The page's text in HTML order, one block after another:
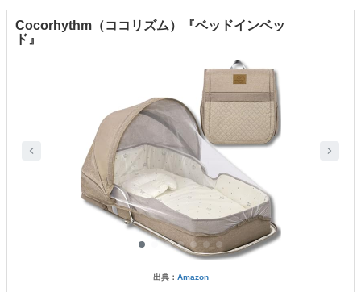
Cocorhythm（ココリズム）『ベッドインベッ
ド』
出典： Amazon